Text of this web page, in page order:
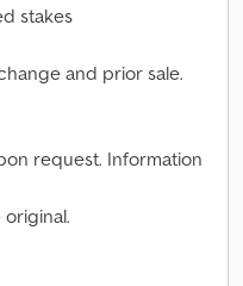
stakes
and prior sale.
request. Information